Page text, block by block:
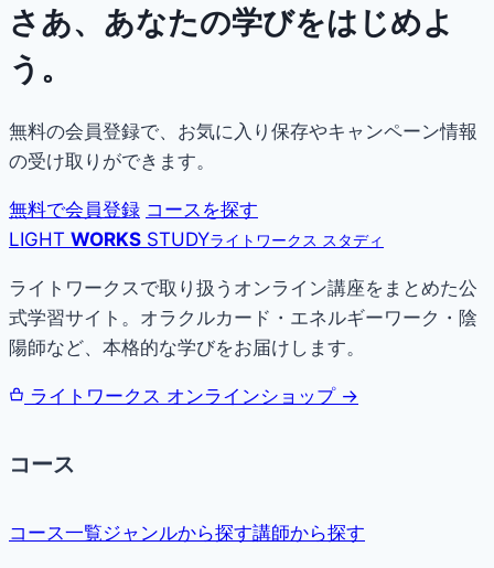
さあ、あなたの学びをはじめよ
う。
無料の会員登録で、お気に入り保存やキャンペーン情報
の受け取りができます。
無料で会員登録 コースを探す
LIGHT WORKS STUDYライトワークス スタディ
ライトワークスで取り扱うオンライン講座をまとめた公
式学習サイト。オラクルカード・エネルギーワーク・陰
陽師など、本格的な学びをお届けします。
ライトワークス オンラインショップ →
コース
コース一覧ジャンルから探す講師から探す